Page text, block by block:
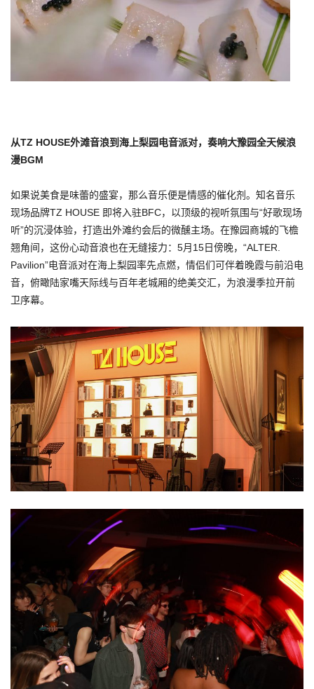
从TZ HOUSE外滩音浪到海上梨园电音派对，奏响大豫园全天候浪
漫BGM
如果说美食是味蕾的盛宴，那么音乐便是情感的催化剂。知名音乐
现场品牌TZ HOUSE 即将入驻BFC，以顶级的视听氛围与“好歌现场
听”的沉浸体验，打造出外滩约会后的微醺主场。在豫园商城的飞檐
翘角间，这份心动音浪也在无缝接力：5月15日傍晚，“ALTER.
Pavilion”电音派对在海上梨园率先点燃，情侣们可伴着晚霞与前沿电
音，俯瞰陆家嘴天际线与百年老城厢的绝美交汇，为浪漫季拉开前
卫序幕。